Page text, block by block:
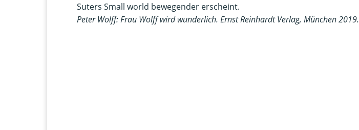
Suters Small world bewegender erscheint.
Peter Wolff: Frau Wolff wird wunderlich. Ernst Reinhardt Verlag, München 2019.